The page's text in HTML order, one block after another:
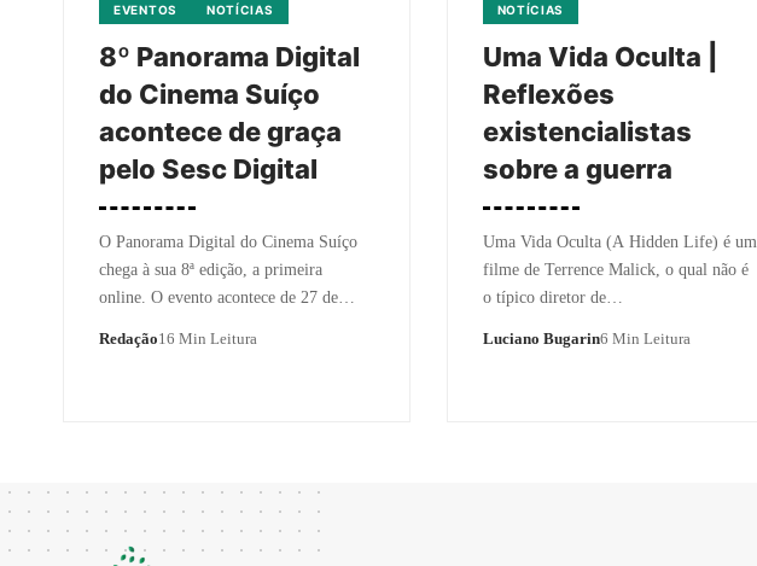
EVENTOS
NOTÍCIAS
8º Panorama Digital
do Cinema Suíço
acontece de graça
pelo Sesc Digital
O Panorama Digital do Cinema Suíço
chega à sua 8ª edição, a primeira
online. O evento acontece de 27 de…
Redação16 Min Leitura
NOTÍCIAS
Uma Vida Oculta |
Reflexões
existencialistas
sobre a guerra
Uma Vida Oculta (A Hidden Life) é um
filme de Terrence Malick, o qual não é
o típico diretor de…
Luciano Bugarin6 Min Leitura